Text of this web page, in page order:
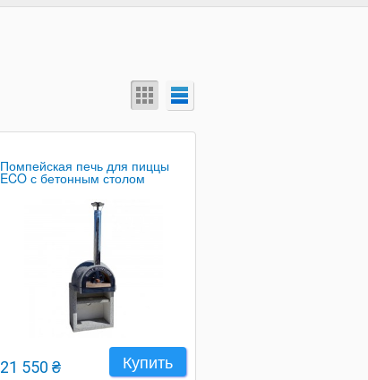
Помпейская печь для пиццы
ECO с бетонным столом
Купить
21 550 ₴